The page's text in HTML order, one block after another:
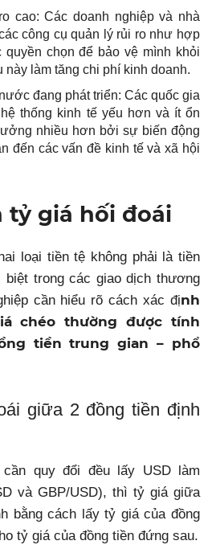
cao: Các doanh nghiệp và nhà
công cụ quản lý rủi ro như hợp
chọn để bảo vệ mình khỏi
này làm tăng chi phí kinh doanh.
đang phát triển: Các quốc gia
thống kinh tế yếu hơn và ít ổn
nhiều hơn bởi sự biến động
đến các vấn đề kinh tế và xã hội
tỷ giá hối đoái
loại tiền tệ không phải là tiền
biệt trong các giao dịch thương
cần hiểu rõ cách xác định
chéo thường được tính
tiền trung gian – phổ
giữa 2 đồng tiền định
quy đổi đều lấy USD làm
và GBP/USD), thì tỷ giá giữa
bằng cách lấy tỷ giá của đồng
tỷ giá của đồng tiền đứng sau.